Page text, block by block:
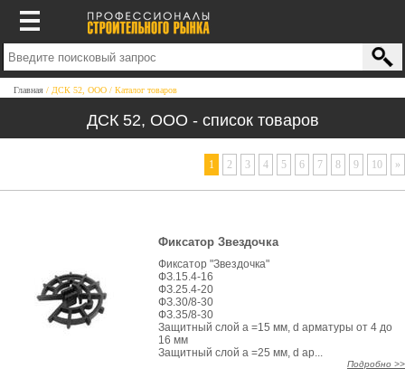
Главная ДСК 52, ООО Каталог товаров
ДСК 52, ООО - список товаров
1 2 3 4 5 6 7 8 9 10 »
Фиксатор Звездочка
Фиксатор "Звездочка"
ФЗ.15.4-16
ФЗ.25.4-20
ФЗ.30/8-30
ФЗ.35/8-30
Защитный слой а =15 мм, d арматуры от 4 до
16 мм
Защитный слой а =25 мм, d ар...
Подробно >>